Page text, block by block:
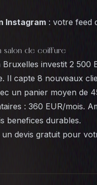
Instagram : votre feed
salon de coiffure
Bruxelles investit 2 500
Il capte 8 nouveaux
un panier moyen de
: 360 EUR/mois.
benefices durables.
un devis gratuit pour